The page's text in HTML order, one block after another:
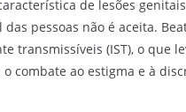
de lesões
pessoas não é aceita.
transmissíveis (IST), o que
o combate ao estigma e à